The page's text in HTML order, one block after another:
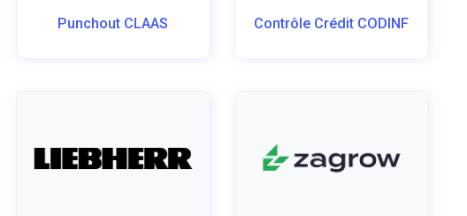
Punchout CLAAS Contrôle Crédit CODINF